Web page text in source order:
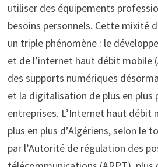
utiliser des équipements
besoins personnels. Cette mixité
un triple phénomène : le
et de l’internet haut débit mobile
des supports numériques
et la digitalisation de plus en plus
entreprises. L’Internet haut débit
plus en plus d’Algériens, selon le
par l’Autorité de régulation des